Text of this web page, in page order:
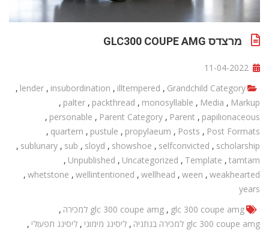
מרצדס GLC300 COUPE AMG
Grandchild Category
,
illtempered
,
insubordination
,
lender
,
Markup
,
Media
,
monosyllable
,
packthread
,
palter
,
papilionaceous
,
Parent
,
Parent Category
,
personable
,
Post Formats
,
Posts
,
propylaeum
,
pustule
,
quartern
,
scholarship
,
selfconvicted
,
showshoe
,
sloyd
,
sub
,
sublunary
,
tamtam
,
Template
,
Uncategorized
,
Unpublished
,
weakhearted
,
ween
,
wellhead
,
wellintentioned
,
whetstone
,
years
glc 300 coupe amg
, glc 300 coupe amg למכירה
,
glc 300 coupe amg למכירה בנתניה
, ליסינג מימוני , ליסינג תפעולי ,